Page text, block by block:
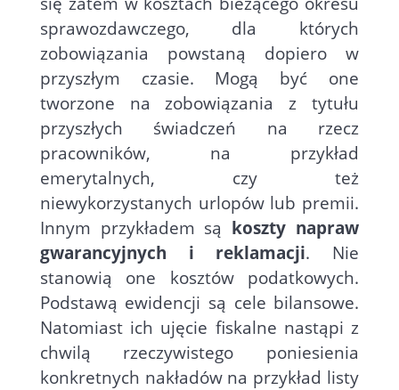
sprawozdawczego, dla których
zobowiązania powstaną dopiero w
przyszłym czasie. Mogą być one
tworzone na zobowiązania z tytułu
przyszłych świadczeń na rzecz
pracowników, na przykład
emerytalnych, czy też
niewykorzystanych urlopów lub premii.
Innym przykładem są koszty napraw
gwarancyjnych i reklamacji. Nie
stanowią one kosztów podatkowych.
Podstawą ewidencji są cele bilansowe.
Natomiast ich ujęcie fiskalne nastąpi z
chwilą rzeczywistego poniesienia
konkretnych nakładów na przykład listy